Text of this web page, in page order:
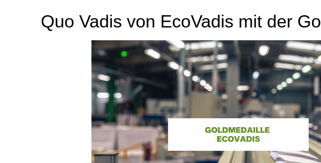
Quo Vadis von EcoVadis mit der